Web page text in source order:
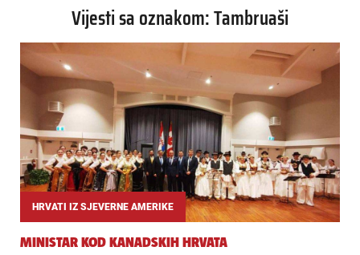
Vijesti sa oznakom: Tambruaši
HRVATI IZ SJEVERNE AMERIKE
MINISTAR KOD KANADSKIH HRVATA